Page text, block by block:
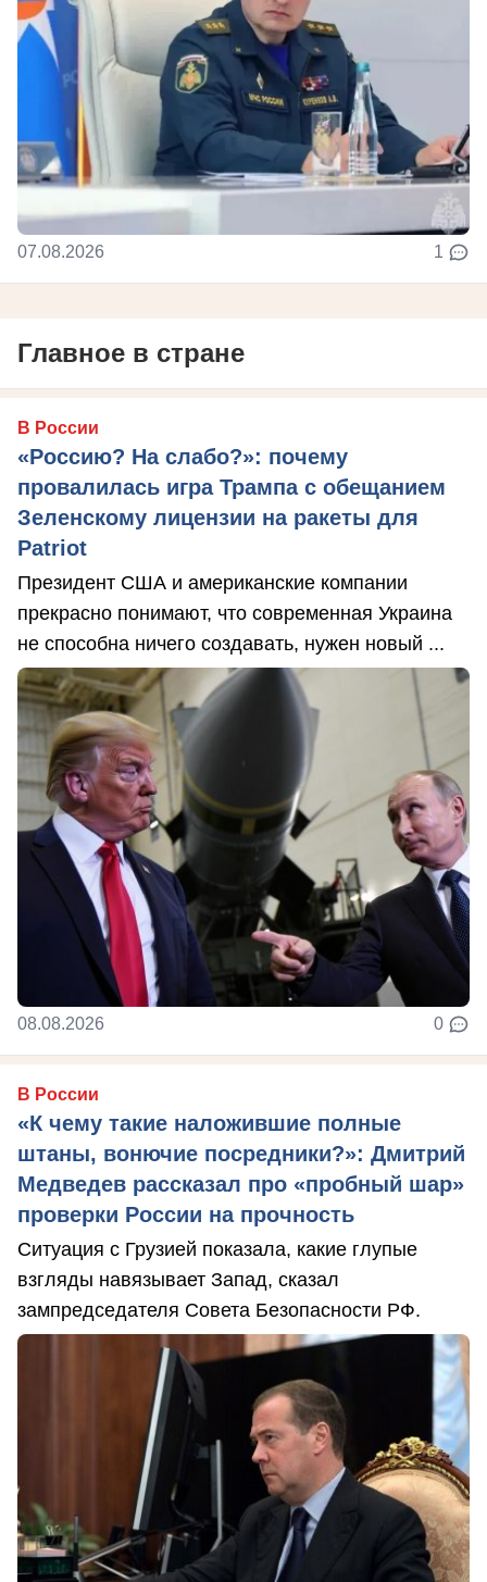
07.08.2026 1
Главное в стране
В России
«Россию? На слабо?»: почему
провалилась игра Трампа с обещанием
Зеленскому лицензии на ракеты для
Patriot
Президент США и американские компании
прекрасно понимают, что современная Украина
не способна ничего создавать, нужен новый ...
08.08.2026 0
В России
«К чему такие наложившие полные
штаны, вонючие посредники?»: Дмитрий
Медведев рассказал про «пробный шар»
проверки России на прочность
Ситуация с Грузией показала, какие глупые
взгляды навязывает Запад, сказал
зампредседателя Совета Безопасности РФ.